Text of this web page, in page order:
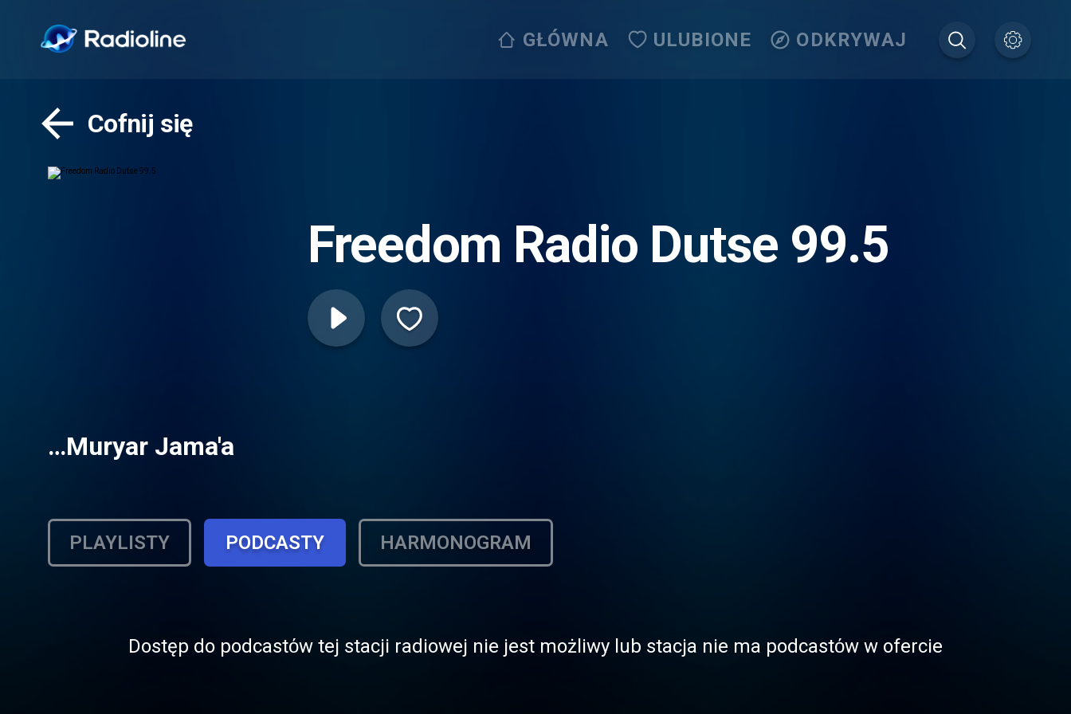
GŁÓWNA ULUBIONE ODKRYWAJ
Cofnij się
Freedom Radio Dutse 99.5
…Muryar Jama'a
PLAYLISTY PODCASTY HARMONOGRAM
Dostęp do podcastόw tej stacji radiowej nie jest możliwy lub stacja nie ma podcastόw w ofercie